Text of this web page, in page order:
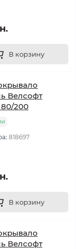
В корзину
Велсофт
200
818697
В корзину
Велсофт